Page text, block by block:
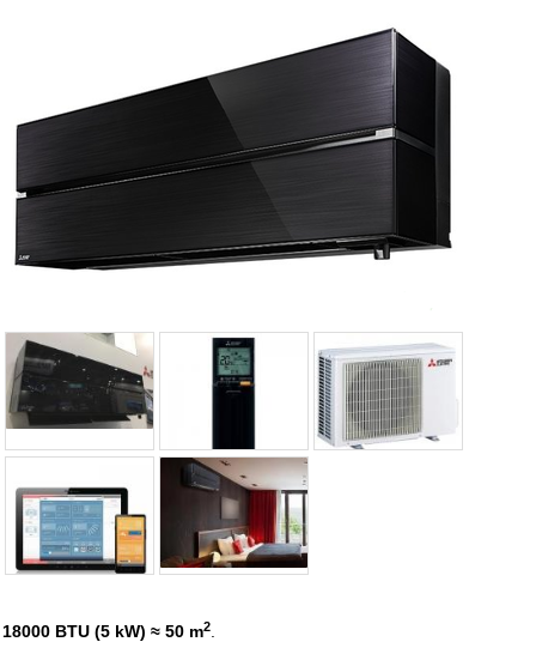
18000 BTU (5 kW) ≈ 50 m2.